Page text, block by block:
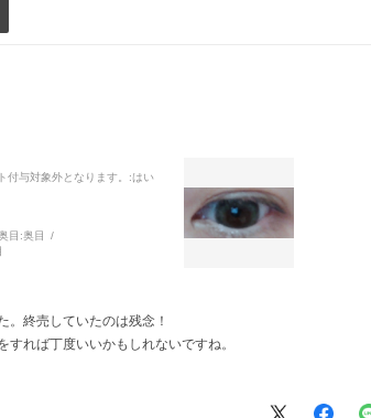
与対象外となります。 :はい
目:奥目
。終売していたのは残念！
れば丁度いいかもしれないですね。